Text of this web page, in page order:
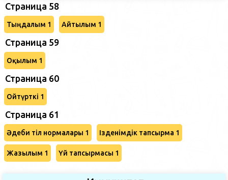
Страница 58
Тыңдалым 1 Айтылым 1
Страница 59
Оқылым 1
Страница 60
Ойтүрткі 1
Страница 61
Әдеби тіл нормалары 1 Ізденімдік тапсырма 1
Жазылым 1 Үй тапсырмасы 1